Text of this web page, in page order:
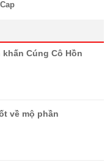
Cúng Cô Hồn
về mộ phần